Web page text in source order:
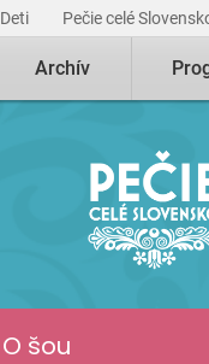
Deti Pečie celé
Archív
O šou